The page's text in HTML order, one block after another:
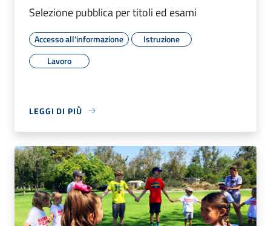
Selezione pubblica per titoli ed esami
Accesso all'informazione
Istruzione
Lavoro
LEGGI DI PIÙ